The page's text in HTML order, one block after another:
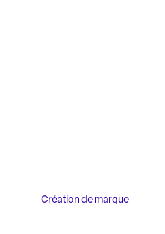
Création de marque